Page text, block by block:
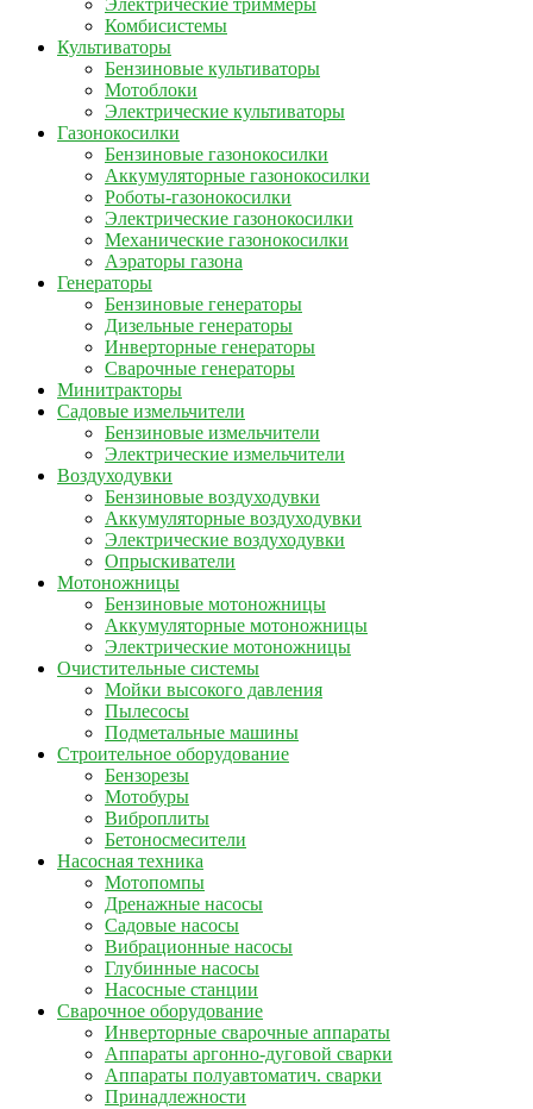
Электрические триммеры
Комбисистемы
Культиваторы
Бензиновые культиваторы
Мотоблоки
Электрические культиваторы
Газонокосилки
Бензиновые газонокосилки
Аккумуляторные газонокосилки
Роботы-газонокосилки
Электрические газонокосилки
Механические газонокосилки
Аэраторы газона
Генераторы
Бензиновые генераторы
Дизельные генераторы
Инверторные генераторы
Сварочные генераторы
Минитракторы
Садовые измельчители
Бензиновые измельчители
Электрические измельчители
Воздуходувки
Бензиновые воздуходувки
Аккумуляторные воздуходувки
Электрические воздуходувки
Опрыскиватели
Мотоножницы
Бензиновые мотоножницы
Аккумуляторные мотоножницы
Электрические мотоножницы
Очистительные системы
Мойки высокого давления
Пылесосы
Подметальные машины
Строительное оборудование
Бензорезы
Мотобуры
Виброплиты
Бетоносмесители
Насосная техника
Мотопомпы
Дренажные насосы
Садовые насосы
Вибрационные насосы
Глубинные насосы
Насосные станции
Сварочное оборудование
Инверторные сварочные аппараты
Аппараты аргонно-дуговой сварки
Аппараты полуавтоматич. сварки
Принадлежности